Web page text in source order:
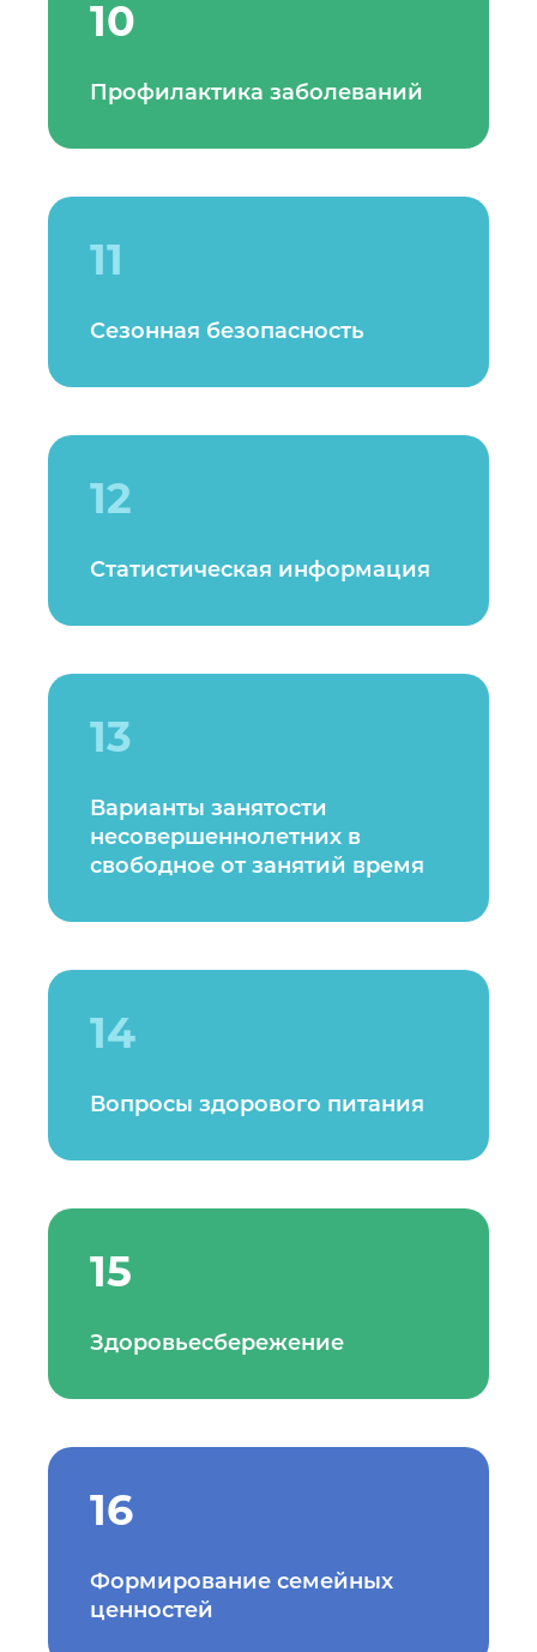
10
Профилактика заболеваний
11
Сезонная безопасность
12
Статистическая информация
13
Варианты занятости
несовершеннолетних в
свободное от занятий время
14
Вопросы здорового питания
15
Здоровьесбережение
16
Формирование семейных
ценностей